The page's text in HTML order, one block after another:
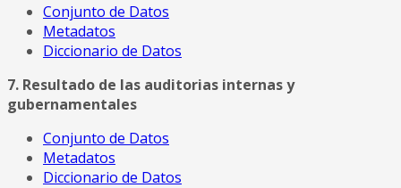
Conjunto de Datos
Metadatos
Diccionario de Datos
7. Resultado de las auditorias internas y
gubernamentales
Conjunto de Datos
Metadatos
Diccionario de Datos